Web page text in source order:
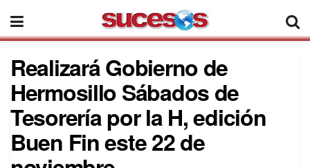
Realizará Gobierno de
Hermosillo Sábados de
Tesorería por la H, edición
Buen Fin este 22 de